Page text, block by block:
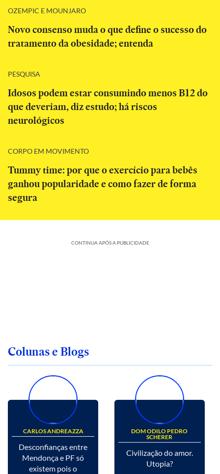
OZEMPIC E MOUNJARO
Novo consenso muda o que define o sucesso do
tratamento da obesidade; entenda
PESQUISA
Idosos podem estar consumindo menos B12 do
que deveriam, diz estudo; há riscos
neurológicos
CORPO EM MOVIMENTO
Tummy time: por que o exercício para bebês
ganhou popularidade e como fazer de forma
segura
CONTINUA APÓS A PUBLICIDADE
Colunas e Blogs
CARLOS ANDREAZZA
Desconfianças entre
Mendonça e PF só
existem pois o
DOM ODILO PEDRO
SCHERER
Civilização do amor.
Utopia?